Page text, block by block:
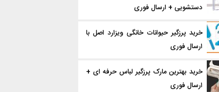
دستشویی + ارسال فوری
خرید پرزگیر حیوانات خانگی ویزارد اصل با
ارسال فوری
خرید بهترین مارک پرزگیر لباس حرفه ای +
ارسال فوری